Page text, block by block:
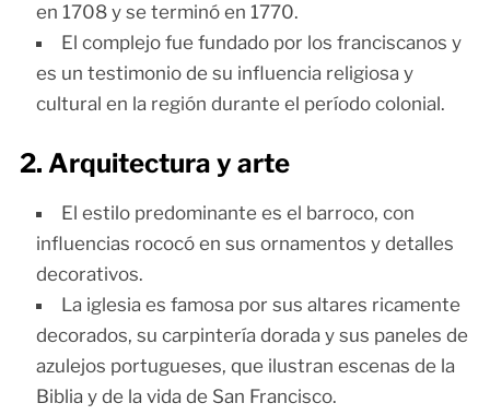
en 1708 y se terminó en 1770.
El complejo fue fundado por los franciscanos y
es un testimonio de su influencia religiosa y
cultural en la región durante el período colonial.
2. Arquitectura y arte
El estilo predominante es el barroco, con
influencias rococó en sus ornamentos y detalles
decorativos.
La iglesia es famosa por sus altares ricamente
decorados, su carpintería dorada y sus paneles de
azulejos portugueses, que ilustran escenas de la
Biblia y de la vida de San Francisco.